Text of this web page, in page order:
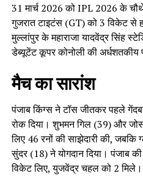
31 मार्च 2026 को IPL 2026 के
गुजरात टाइटंस (GT) को 3 विकेट से
मुल्लांपुर के महाराजा यादवेंद्र सिंह
डेब्यूटेंट कूपर कोनोली की अर्धशतकीय
मैच का सारांश
पंजाब किंग्स ने टॉस जीतकर पहले
रोक दिया। शुभमन गिल (39) और
लिए 46 रनों की साझेदारी की,
सुंदर (18) ने योगदान दिया। पंजाब
विकेट लिए, युजवेंद्र चहल को 2 मिले।